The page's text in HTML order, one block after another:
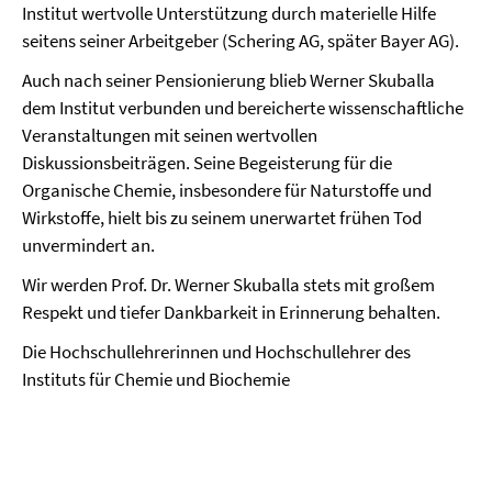
Institut wertvolle Unterstützung durch materielle Hilfe
seitens seiner Arbeitgeber (Schering AG, später Bayer AG).
Auch nach seiner Pensionierung blieb Werner Skuballa
dem Institut verbunden und bereicherte wissenschaftliche
Veranstaltungen mit seinen wertvollen
Diskussionsbeiträgen. Seine Begeisterung für die
Organische Chemie, insbesondere für Naturstoffe und
Wirkstoffe, hielt bis zu seinem unerwartet frühen Tod
unvermindert an.
Wir werden Prof. Dr. Werner Skuballa stets mit großem
Respekt und tiefer Dankbarkeit in Erinnerung behalten.
Die Hochschullehrerinnen und Hochschullehrer des
Instituts für Chemie und Biochemie